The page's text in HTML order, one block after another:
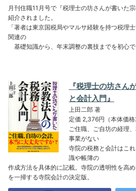
月刊住職11月号で『税理士の坊さんが書いた
紹介されました。
「著者は東京国税局やマルサ経験を持つ税理
関連の
基礎知識から、年末調整の裏技までを初心で
『税理士の坊さん
と会計入門』
上田二郎 著
定価 2,376円（本体価格
ご住職、ご自坊の経理
事業がない
寺院の税務と会計はこ
識や帳簿の
作成方法を具体的に記載。寺院の透明性を高
を一掃する寺院会計の決定版。